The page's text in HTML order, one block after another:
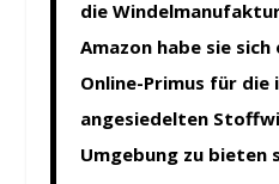
die
Amazon habe sie
Online-Primus für die
angesiedelten
Umgebung zu bieten